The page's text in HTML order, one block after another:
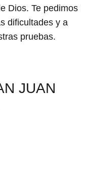
Dios. Te pedimos
dificultades y a
pruebas.
JUAN